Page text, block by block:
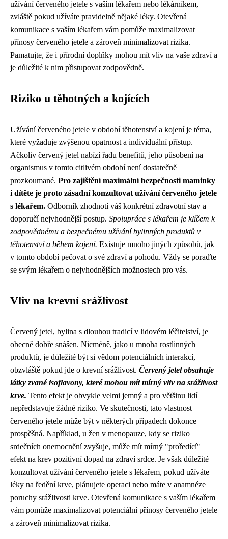
užívání červeného jetele s vaším lékařem nebo lékárníkem,
zvláště pokud užíváte pravidelně nějaké léky. Otevřená
komunikace s vaším lékařem vám pomůže maximalizovat
přínosy červeného jetele a zároveň minimalizovat rizika.
Pamatujte, že i přírodní doplňky mohou mít vliv na vaše zdraví a
je důležité k nim přistupovat zodpovědně.
Riziko u těhotných a kojících
Užívání červeného jetele v období těhotenství a kojení je téma,
které vyžaduje zvýšenou opatrnost a individuální přístup.
Ačkoliv červený jetel nabízí řadu benefitů, jeho působení na
organismus v tomto citlivém období není dostatečně
prozkoumané. Pro zajištění maximální bezpečnosti maminky
i dítěte je proto zásadní konzultovat užívání červeného jetele
s lékařem. Odborník zhodnotí váš konkrétní zdravotní stav a
doporučí nejvhodnější postup. Spolupráce s lékařem je klíčem k
zodpovědnému a bezpečnému užívání bylinných produktů v
těhotenství a během kojení. Existuje mnoho jiných způsobů, jak
v tomto období pečovat o své zdraví a pohodu. Vždy se poraďte
se svým lékařem o nejvhodnějších možnostech pro vás.
Vliv na krevní srážlivost
Červený jetel, bylina s dlouhou tradicí v lidovém léčitelství, je
obecně dobře snášen. Nicméně, jako u mnoha rostlinných
produktů, je důležité být si vědom potenciálních interakcí,
obzvláště pokud jde o krevní srážlivost. Červený jetel obsahuje
látky zvané isoflavony, které mohou mít mírný vliv na srážlivost
krve. Tento efekt je obvykle velmi jemný a pro většinu lidí
nepředstavuje žádné riziko. Ve skutečnosti, tato vlastnost
červeného jetele může být v některých případech dokonce
prospěšná. Například, u žen v menopauze, kdy se riziko
srdečních onemocnění zvyšuje, může mít mírný "proředící"
efekt na krev pozitivní dopad na zdraví srdce. Je však důležité
konzultovat užívání červeného jetele s lékařem, pokud užíváte
léky na ředění krve, plánujete operaci nebo máte v anamnéze
poruchy srážlivosti krve. Otevřená komunikace s vaším lékařem
vám pomůže maximalizovat potenciální přínosy červeného jetele
a zároveň minimalizovat rizika.